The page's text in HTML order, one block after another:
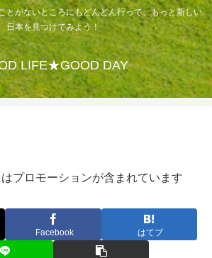
とがないところにもどんどん行って、もっと新しい
日本を見つけてみよう！
LIFE★GOOD DAY
はプロモーションが含まれています
Facebook はてブ